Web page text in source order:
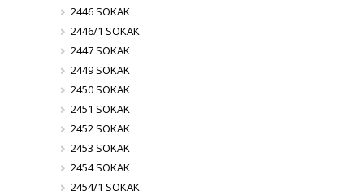
2446 SOKAK
2446/1 SOKAK
2447 SOKAK
2449 SOKAK
2450 SOKAK
2451 SOKAK
2452 SOKAK
2453 SOKAK
2454 SOKAK
2454/1 SOKAK